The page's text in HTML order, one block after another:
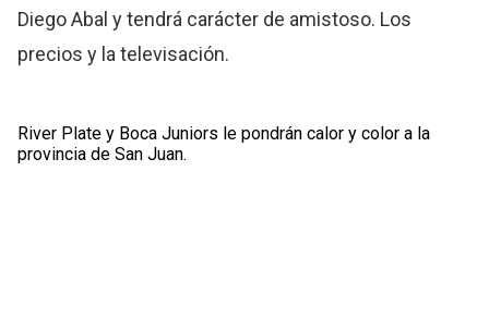
Diego Abal y tendrá carácter de amistoso. Los
precios y la televisación.
River Plate y Boca Juniors le pondrán calor y color a la
provincia de San Juan.